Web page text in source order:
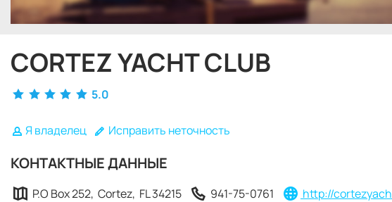
CORTEZ YACHT CLUB
5.0
Я владелец Исправить неточность
КОНТАКТНЫЕ ДАННЫЕ
P.O Box 252, Cortez, FL 34215 941-75-0761 http://